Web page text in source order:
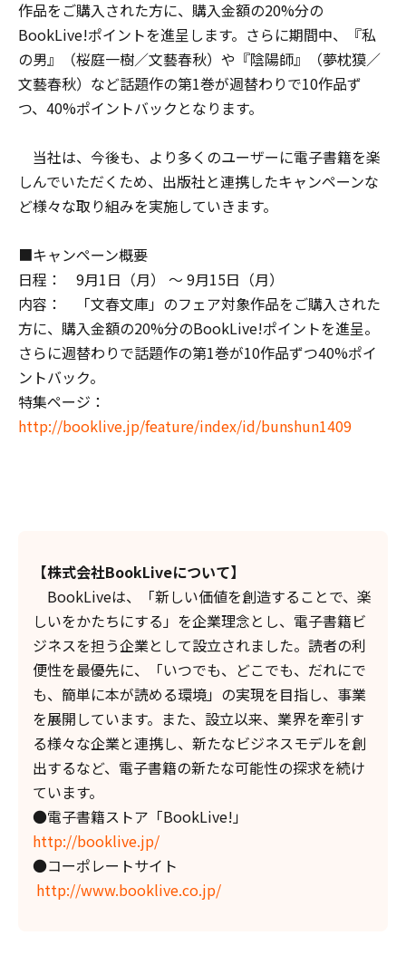
作品をご購入された方に、購入金額の20%分の
BookLive!ポイントを進呈します。さらに期間中、『私
の男』（桜庭一樹／文藝春秋）や『陰陽師』（夢枕獏／
文藝春秋）など話題作の第1巻が週替わりで10作品ず
つ、40%ポイントバックとなります。
当社は、今後も、より多くのユーザーに電子書籍を楽
しんでいただくため、出版社と連携したキャンペーンな
ど様々な取り組みを実施していきます。
■キャンペーン概要
日程： 9月1日（月） ～ 9月15日（月）
内容： 「文春文庫」のフェア対象作品をご購入された
方に、購入金額の20%分のBookLive!ポイントを進呈。
さらに週替わりで話題作の第1巻が10作品ずつ40%ポイ
ントバック。
特集ページ：
http://booklive.jp/feature/index/id/bunshun1409
【株式会社BookLiveについて】
BookLiveは、「新しい価値を創造することで、楽
しいをかたちにする」を企業理念とし、電子書籍ビ
ジネスを担う企業として設立されました。読者の利
便性を最優先に、「いつでも、どこでも、だれにで
も、簡単に本が読める環境」の実現を目指し、事業
を展開しています。また、設立以来、業界を牽引す
る様々な企業と連携し、新たなビジネスモデルを創
出するなど、電子書籍の新たな可能性の探求を続け
ています。
●電子書籍ストア「BookLive!」
http://booklive.jp/
●コーポレートサイト
http://www.booklive.co.jp/